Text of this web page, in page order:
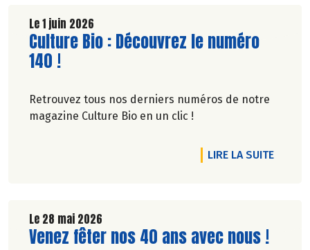
Le 1 juin 2026
Lire la suite de l'article
Culture Bio : Découvrez le numéro
140 !
Retrouvez tous nos derniers numéros de notre
magazine Culture Bio en un clic !
LIRE LA SUITEDE
Le 28 mai 2026
Lire la suite de l'article
Venez fêter nos 40 ans avec nous !